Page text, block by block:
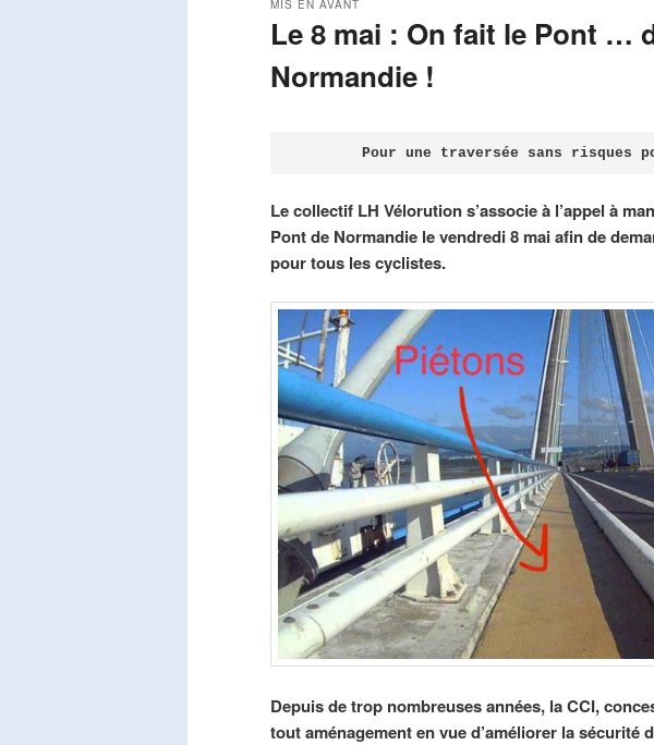
Le 8 mai : On fait le Pont …
Normandie !
MIS EN AVANT
Pour une traversée sans risques
Le collectif LH Vélorution s’associe à l’appel à
Pont de Normandie le vendredi 8 mai afin de
pour tous les cyclistes.
Depuis de trop nombreuses années, la CCI,
tout aménagement en vue d’améliorer la sécurité